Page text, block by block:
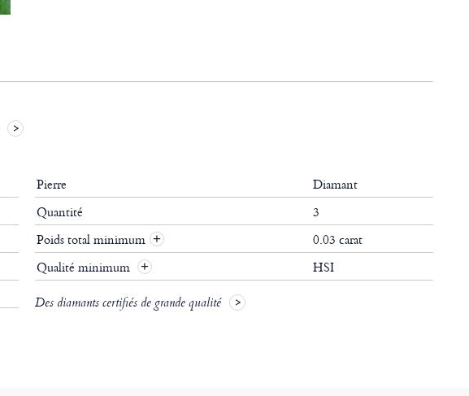
Pierre
Diamant
Quantité
3
Poids total minimum +
0.03 carat
Qualité minimum
+ HSI
Des diamants certifiés de grande qualité